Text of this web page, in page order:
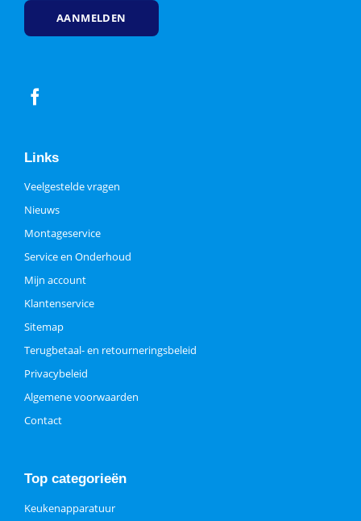
Links
Veelgestelde vragen
Nieuws
Montageservice
Service en Onderhoud
Mijn account
Klantenservice
Sitemap
Terugbetaal- en retourneringsbeleid
Privacybeleid
Algemene voorwaarden
Contact
Top categorieën
Keukenapparatuur